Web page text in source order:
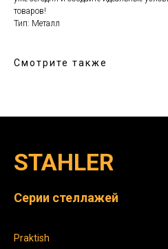
товаров!
Тип: Металл
Смотрите также
Серии стеллажей
STAHLER
Praktish